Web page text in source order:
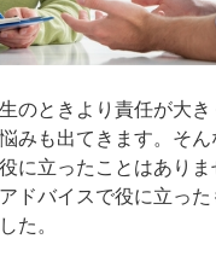
のときより責任が大
みも出てきます。そ
に立ったことはありま
ドバイスで役に立っ
た。